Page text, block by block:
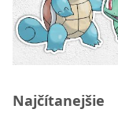
Najčítanejšie